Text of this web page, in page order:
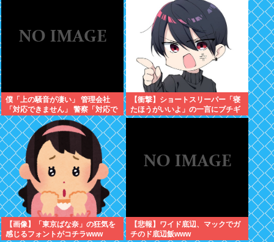
僕「上の騒音が凄い」 管理会社
「対応できません」 警察「対応で
きません」
【衝撃】ショートスリーパー「寝
たほうがいいよ」の一言にブチギ
レwww(※動画あり)
【画像】「東京ばな奈」の狂気を
感じるフォントがコチラwww
【悲報】ワイド底辺、マックでガ
チのド底辺飯www